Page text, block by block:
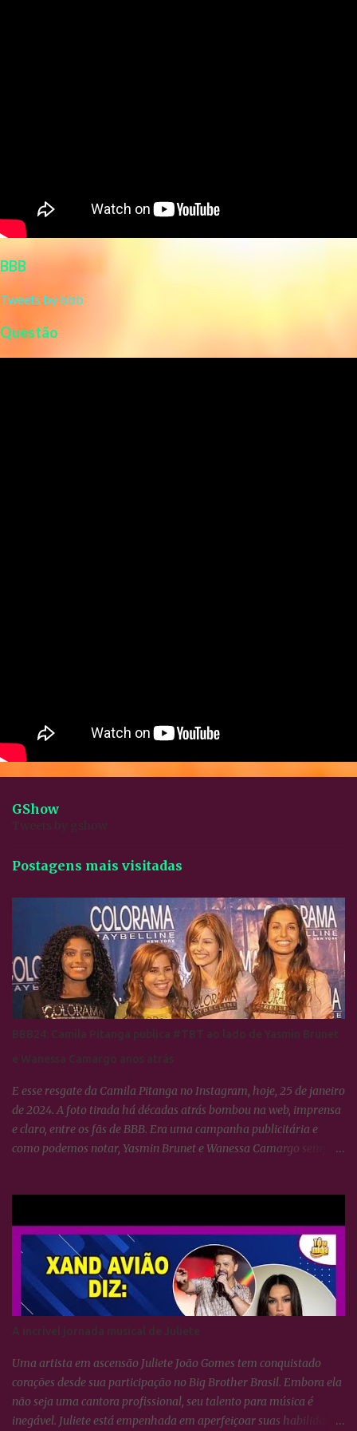
BBB
Tweets by bbb
Questão
GShow
Tweets by gshow
Postagens mais visitadas
BBB24: Camila Pitanga publica #TBT ao lado de Yasmin Brunet
e Wanessa Camargo anos atrás
E esse resgate da Camila Pitanga no Instagram, hoje, 25 de janeiro
de 2024. A foto tirada há décadas atrás bombou na web, imprensa
e claro, entre os fãs de BBB. Era uma campanha publicitária e
como podemos notar, Yasmin Brunet e Wanessa Camargo sempre
A incrível jornada musical de Juliete
Uma artista em ascensão Juliete João Gomes tem conquistado
corações desde sua participação no Big Brother Brasil. Embora ela
não seja uma cantora profissional, seu talento para música é
inegável. Juliete está empenhada em aperfeiçoar suas habilidades